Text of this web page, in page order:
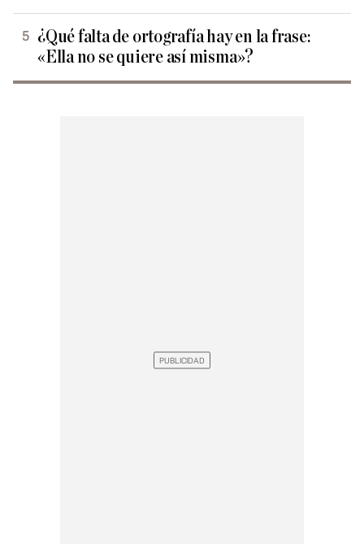
¿Qué falta de ortografía hay en la frase:
«Ella no se quiere así misma»?